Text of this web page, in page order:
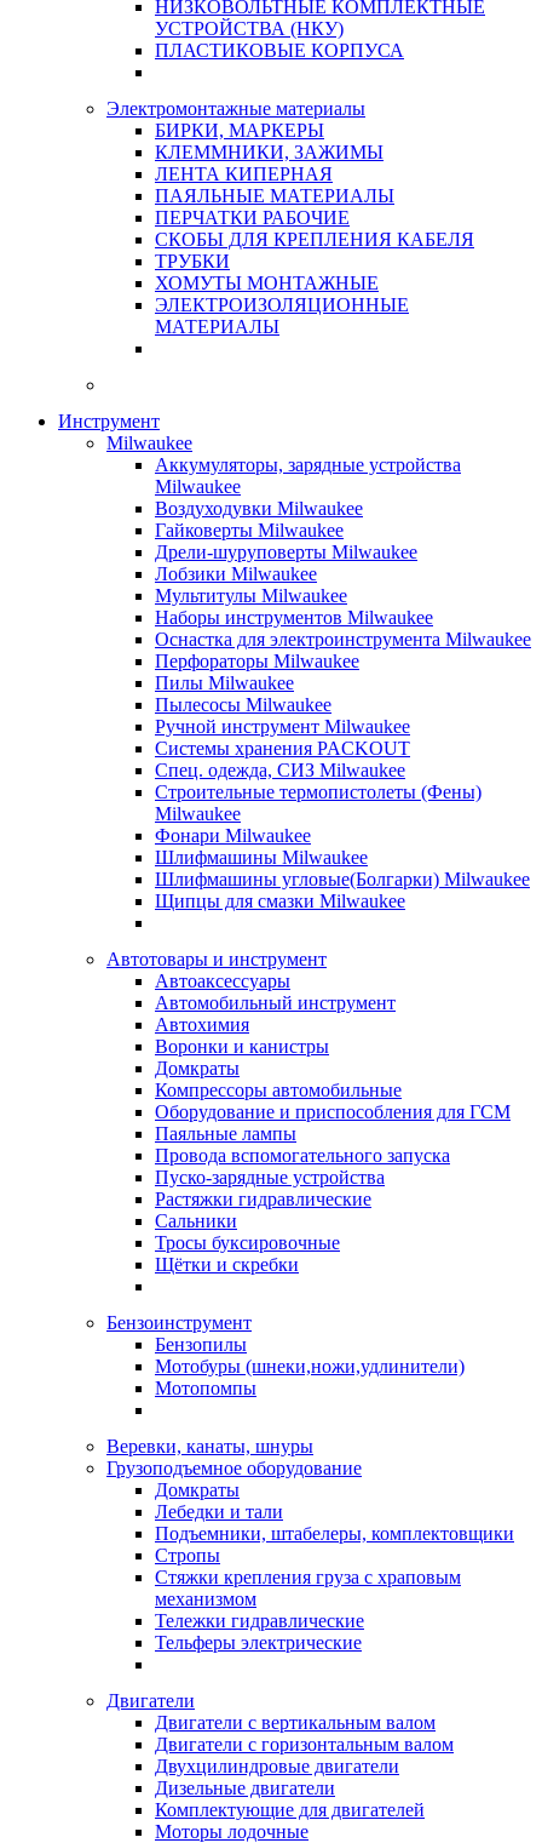
НИЗКОВОЛЬТНЫЕ КОМПЛЕКТНЫЕ
УСТРОЙСТВА (НКУ)
ПЛАСТИКОВЫЕ КОРПУСА
Электромонтажные материалы
БИРКИ, МАРКЕРЫ
КЛЕММНИКИ, ЗАЖИМЫ
ЛЕНТА КИПЕРНАЯ
ПАЯЛЬНЫЕ МАТЕРИАЛЫ
ПЕРЧАТКИ РАБОЧИЕ
СКОБЫ ДЛЯ КРЕПЛЕНИЯ КАБЕЛЯ
ТРУБКИ
ХОМУТЫ МОНТАЖНЫЕ
ЭЛЕКТРОИЗОЛЯЦИОННЫЕ
МАТЕРИАЛЫ
Инструмент
Milwaukee
Аккумуляторы, зарядные устройства
Milwaukee
Воздуходувки Milwaukee
Гайковерты Milwaukee
Дрели-шуруповерты Milwaukee
Лобзики Milwaukee
Мультитулы Milwaukee
Наборы инструментов Milwaukee
Оснастка для электроинструмента Milwaukee
Перфораторы Milwaukee
Пилы Milwaukee
Пылесосы Milwaukee
Ручной инструмент Milwaukee
Системы хранения PACKOUT
Спец. одежда, СИЗ Milwaukee
Строительные термопистолеты (Фены)
Milwaukee
Фонари Milwaukee
Шлифмашины Milwaukee
Шлифмашины угловые(Болгарки) Milwaukee
Щипцы для смазки Milwaukee
Автотовары и инструмент
Автоаксессуары
Автомобильный инструмент
Автохимия
Воронки и канистры
Домкраты
Компрессоры автомобильные
Оборудование и приспособления для ГСМ
Паяльные лампы
Провода вспомогательного запуска
Пуско-зарядные устройства
Растяжки гидравлические
Сальники
Тросы буксировочные
Щётки и скребки
Бензоинструмент
Бензопилы
Мотобуры (шнеки,ножи,удлинители)
Мотопомпы
Веревки, канаты, шнуры
Грузоподъемное оборудование
Домкраты
Лебедки и тали
Подъемники, штабелеры, комплектовщики
Стропы
Стяжки крепления груза с храповым
механизмом
Тележки гидравлические
Тельферы электрические
Двигатели
Двигатели с вертикальным валом
Двигатели с горизонтальным валом
Двухцилиндровые двигатели
Дизельные двигатели
Комплектующие для двигателей
Моторы лодочные